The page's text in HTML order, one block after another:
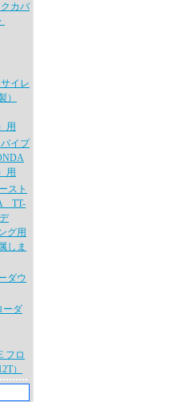
カバ
イレ
）
用
イプ
用
スト
TT-
グ用
しま
ダウ
ダ
フロ
）